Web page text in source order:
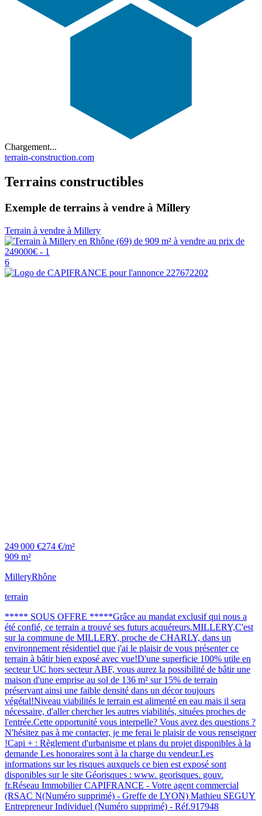
Chargement...
terrain-construction.com
Terrains constructibles
Exemple de terrains à vendre à Millery
Terrain à vendre à Millery
6
249 000 €274 €/m²
909 m²
MilleryRhône
terrain
***** SOUS OFFRE *****Grâce au mandat exclusif qui nous a
été confié, ce terrain a trouvé ses futurs acquéreurs.MILLERY,C'est
sur la commune de MILLERY, proche de CHARLY, dans un
environnement résidentiel que j'ai le plaisir de vous présenter ce
terrain à bâtir bien exposé avec vue!D'une superficie 100% utile en
secteur UC hors secteur ABF, vous aurez la possibilité de bâtir une
maison d'une emprise au sol de 136 m² sur 15% de terrain
préservant ainsi une faible densité dans un décor toujours
végétal!Niveau viabilités le terrain est alimenté en eau mais il sera
nécessaire, d'aller chercher les autres viabilités, situées proches de
l'entrée.Cette opportunité vous interpelle? Vous avez des questions ?
N'hésitez pas à me contacter, je me ferai le plaisir de vous renseigner
!Capi + : Règlement d'urbanisme et plans du projet disponibles à la
demande Les honoraires sont à la charge du vendeur.Les
informations sur les risques auxquels ce bien est exposé sont
disponibles sur le site Géorisques : www. georisques. gouv.
fr.Réseau Immobilier CAPIFRANCE - Votre agent commercial
(RSAC N(Numéro supprimé) - Greffe de LYON) Mathieu SEGUY
Entrepreneur Individuel (Numéro supprimé) - Réf.917948